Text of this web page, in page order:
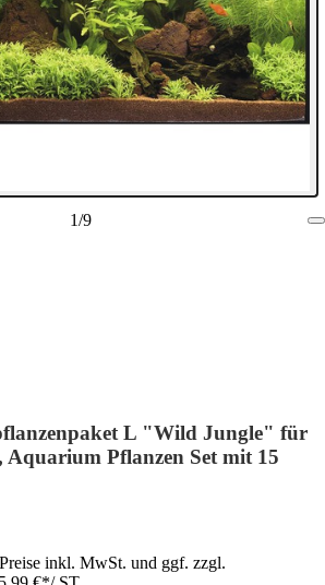
1/9
L "Wild Jungle" für
Pflanzen Set mit 15
inkl. MwSt. und ggf. zzgl.